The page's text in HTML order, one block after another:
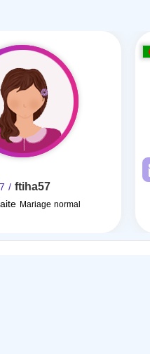
ftiha57
/ 57
Mariage normal